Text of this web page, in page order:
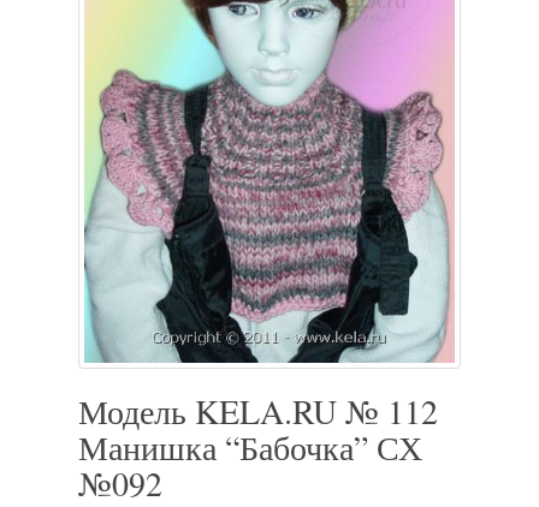
Модель KELA.RU № 112
Манишка “Бабочка” СХ
№092